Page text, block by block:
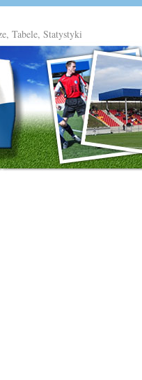
Tabele, Statystyki